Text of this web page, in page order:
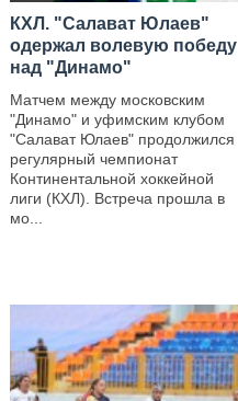
КХЛ. "Салават Юлаев"
одержал волевую победу
над "Динамо"
Матчем между московским
"Динамо" и уфимским клубом
"Салават Юлаев" продолжился
регулярный чемпионат
Континентальной хоккейной
лиги (КХЛ). Встреча прошла в
мо...